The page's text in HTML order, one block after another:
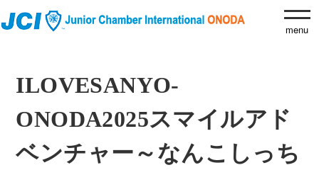
ILOVESANYO-
ONODA2025スマイルアド
ベンチャー～なんこしっち